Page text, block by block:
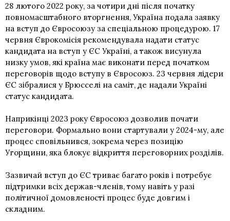
28 лютого 2022 року, за чотири дні після початку
повномасштабного вторгнення, Україна подала заявку
на вступ до Євросоюзу за спеціальною процедурою. 17
червня Єврокомісія рекомендувала надати статус
кандидата на вступ у ЄС Україні, а також висунула
низку умов, які країна має виконати перед початком
переговорів щодо вступу в Євросоюз. 23 червня лідери
ЄС зібралися у Брюсселі на саміт, де надали Україні
статус кандидата.
Наприкінці 2023 року Євросоюз дозволив почати
переговори. Формально вони стартували у 2024-му, але
процес сповільнився, зокрема через позицію
Угорщини, яка блокує відкриття переговорних розділів.
Зазвичай вступ до ЄС триває багато років і потребує
підтримки всіх держав-членів, тому навіть у разі
політичної домовленості процес буде довгим і
складним.